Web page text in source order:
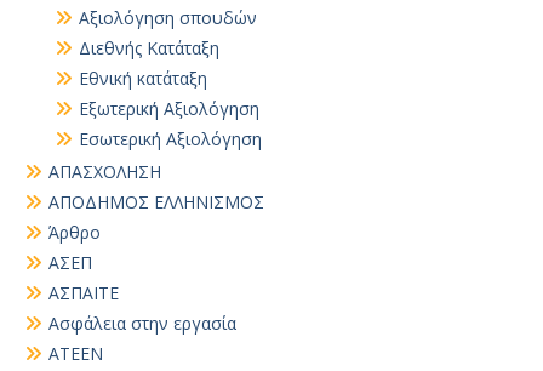
Αξιολόγηση σπουδών
Διεθνής Κατάταξη
Εθνική κατάταξη
Εξωτερική Αξιολόγηση
Εσωτερική Αξιολόγηση
ΑΠΑΣΧΟΛΗΣΗ
ΑΠΟΔΗΜΟΣ ΕΛΛΗΝΙΣΜΟΣ
Άρθρο
ΑΣΕΠ
ΑΣΠΑΙΤΕ
Ασφάλεια στην εργασία
ΑΤΕΕΝ